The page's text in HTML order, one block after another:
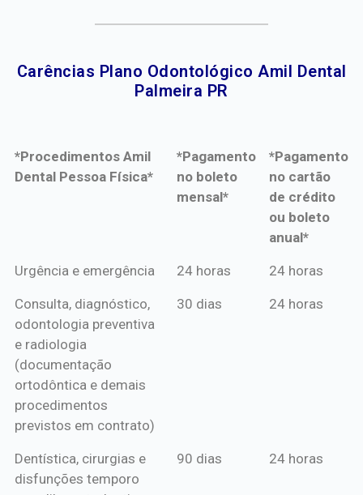
Carências Plano Odontológico Amil Dental
Palmeira PR​
*Procedimentos Amil
Dental Pessoa Física*
*Pagamento
no boleto
mensal*
*Pagamento
no cartão
de crédito
ou boleto
anual*
*Procedimentos Amil
*Pagamento
mensal*
*Pagamento
de crédito
Urgência e emergência 24 horas 24 horas
Consulta, diagnóstico,
odontologia preventiva
e radiologia
(documentação
ortodôntica e demais
procedimentos
previstos em contrato)
30 dias 24 horas
Dentística, cirurgias e
disfunções temporo
90 dias 24 horas